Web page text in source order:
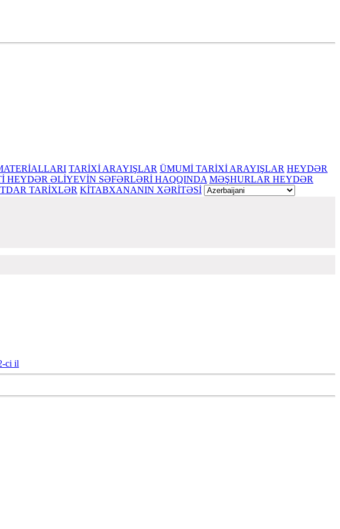
TARİXİ ARAYIŞLAR ÜMUMİ TARİXİ ARAYIŞLAR HEYDƏR
HEYDƏR ƏLİYEVİN SƏFƏRLƏRİ HAQQINDA MƏŞHURLAR HEYDƏR
TARİXLƏR KİTABXANANIN XƏRİTƏSİ
ci il